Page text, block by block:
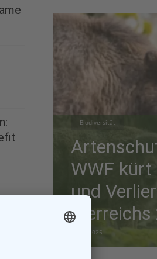
Biodiversität
WWF kürt
und
Tierreichs
28.12.2025